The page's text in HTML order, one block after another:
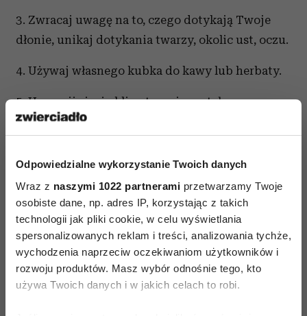
Odpowiedzialne wykorzystanie Twoich danych
Wraz z naszymi 1022 partnerami przetwarzamy Twoje
osobiste dane, np. adres IP, korzystając z takich
technologii jak pliki cookie, w celu wyświetlania
spersonalizowanych reklam i treści, analizowania tychże,
wychodzenia naprzeciw oczekiwaniom użytkowników i
rozwoju produktów. Masz wybór odnośnie tego, kto
używa Twoich danych i w jakich celach to robi.
3. Zwracaj uwagę na to, czego dotykają Twoje
dłonie, unikaj dotykania twarzy, okolic ust, oczu.
4. Używaj własnego kubka do kawy lub herbaty.
5. Upewnij się, że klimatyzacja została
wyczyszczona po zimie. Unikaj bezpośredniej
6. Kwestia higieny w biurze to kwestia Twojego
zdrowia. Jeśli uważasz, że w Twojej firmie nie są
spełniane standardy, rozważ zgłoszenie tego
problemu np. w dziale HR.